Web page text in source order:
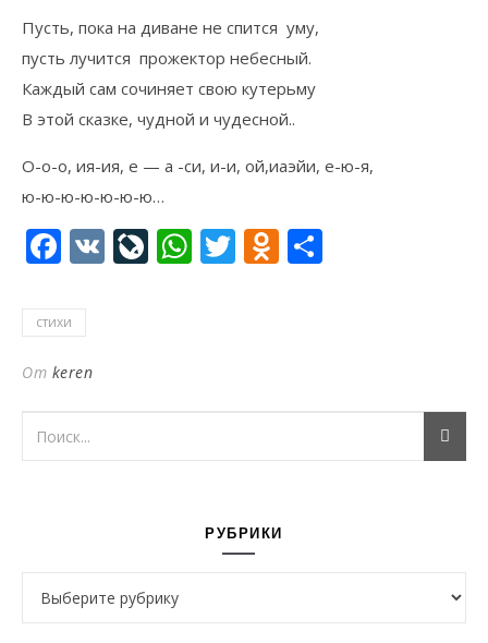
Пусть, пока на диване не спится уму,
пусть лучится прожектор небесный.
Каждый сам сочиняет свою кутерьму
В этой сказке, чудной и чудесной..
О-о-о, ия-ия, е — а -си, и-и, ой,иаэйи, е-ю-я,
ю-ю-ю-ю-ю-ю-ю…
Facebook
VK LiveJournal
WhatsApp
Twitter
стихи
От keren
РУБРИКИ